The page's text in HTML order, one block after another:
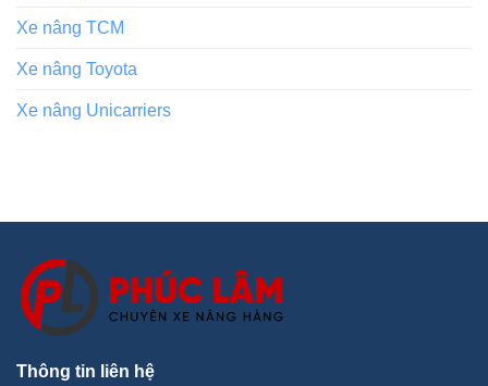
Xe nâng TCM
Xe nâng Toyota
Xe nâng Unicarriers
Thông tin liên hệ